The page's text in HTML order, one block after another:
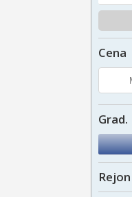
Cena
Grad.
Rejon